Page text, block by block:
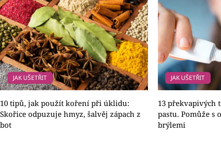
JAK UŠETŘIT
10 tipů, jak použít koření při úklidu:
Skořice odpuzuje hmyz, šalvěj zápach z
bot
JAK UŠETŘIT
13 překvapivých
pastu. Pomůže s
brýlemi